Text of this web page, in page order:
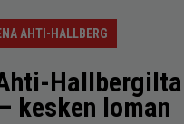
AHTI-HALLBERG
kesken loman